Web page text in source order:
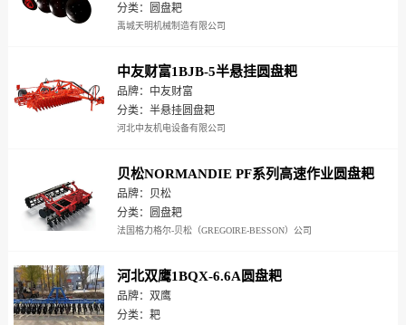
分类：圆盘耙
禹城天明机械制造有限公司
中友财富1BJB-5半悬挂圆盘耙
品牌：中友财富
分类：半悬挂圆盘耙
河北中友机电设备有限公司
贝松NORMANDIE PF系列高速作业圆盘耙
品牌：贝松
分类：圆盘耙
法国格力格尔-贝松（GREGOIRE-BESSON）公司
河北双鹰1BQX-6.6A圆盘耙
品牌：双鹰
分类：耙